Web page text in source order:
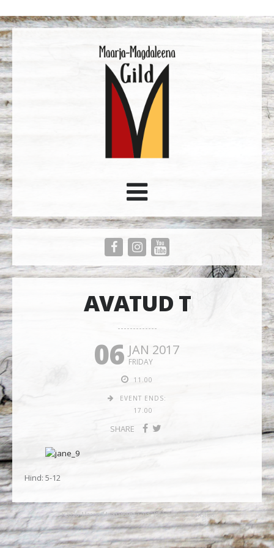
AVATUD T
06 JAN 2017
FRIDAY
11.00
EVENT ENDS:
17.00
SHARE
Hind: 5-12
© 2026 Maarja-Magdaleena Gild. Kõik õigused kaitstud.